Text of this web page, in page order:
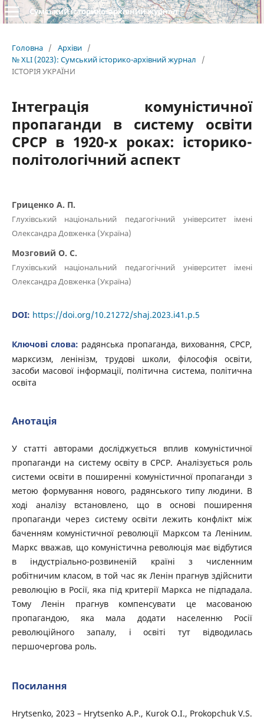
Сумський історико-архівний журнал
Головна / Архіви /
№ XLI (2023): Сумський історико-архівний журнал
/
ІСТОРІЯ УКРАЇНИ
Інтеграція комуністичної
пропаганди в систему освіти
СРСР в 1920-х роках: історико-
політологічний аспект
Гриценко А. П.
Глухівський національний педагогічний університет імені
Олександра Довженка (Україна)
Мозговий О. С.
Глухівський національний педагогічний університет імені
Олександра Довженка (Україна)
DOI: https://doi.org/10.21272/shaj.2023.i41.p.5
Ключові слова: радянська пропаганда, виховання, СРСР,
марксизм, ленінізм, трудові школи, філософія освіти,
засоби масової інформації, політична система, політична
освіта
Анотація
У статті авторами досліджується вплив комуністичної
пропаганди на систему освіту в СРСР. Аналізується роль
системи освіти в поширенні комуністичної пропаганди з
метою формування нового, радянського типу людини. В
ході аналізу встановлено, що в основі поширення
пропаганди через систему освіти лежить конфлікт між
баченням комуністичної революції Марксом та Леніним.
Маркс вважав, що комуністична революція має відбутися
в індустріально-розвиненій країні з численним
робітничим класом, в той час як Ленін прагнув здійснити
революцію в Росії, яка під критерії Маркса не підпадала.
Тому Ленін прагнув компенсувати це масованою
пропагандою, яка мала додати населенню Росії
революційного запалу, і освіті тут відводилась
першочергова роль.
Посилання
Hrytsenko, 2023 – Hrytsenko A.P., Kurok O.I., Prokopchuk V.S.